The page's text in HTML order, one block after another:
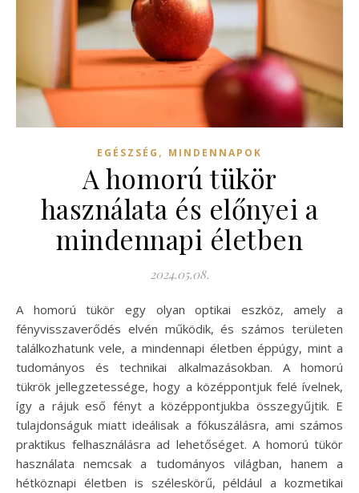
EGÉSZSÉG , MINDENNAPOK
A homorú tükör
használata és előnyei a
mindennapi életben
2024.05.08.
A homorú tükör egy olyan optikai eszköz, amely a
fényvisszaverődés elvén működik, és számos területen
találkozhatunk vele, a mindennapi életben éppúgy, mint a
tudományos és technikai alkalmazásokban. A homorú
tükrök jellegzetessége, hogy a középpontjuk felé ívelnek,
így a rájuk eső fényt a középpontjukba összegyűjtik. E
tulajdonságuk miatt ideálisak a fókuszálásra, ami számos
praktikus felhasználásra ad lehetőséget. A homorú tükör
használata nemcsak a tudományos világban, hanem a
hétköznapi életben is széleskörű, például a kozmetikai